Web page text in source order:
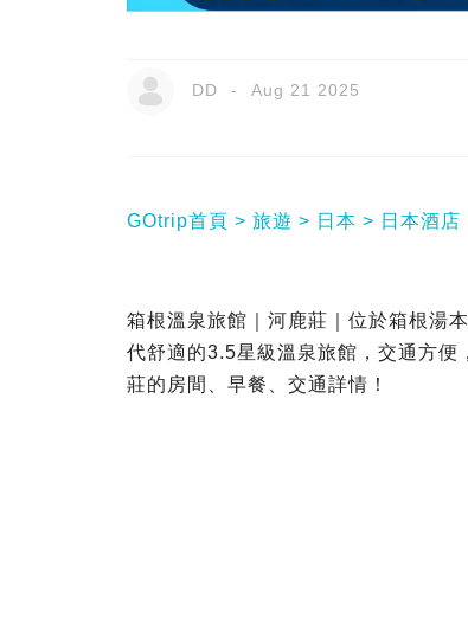
DD Aug 21 2025
GOtrip首頁 旅遊 日本 日本酒店
箱根溫泉旅館｜河鹿莊｜位於箱根湯
代舒適的3.5星級溫泉旅館，交通方
莊的房間、早餐、交通詳情！